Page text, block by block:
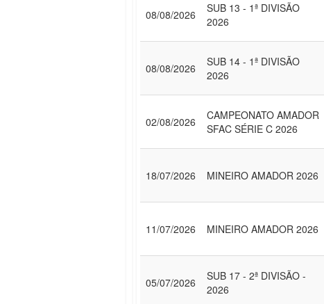
08/08/2026
SUB 13 - 1ª DIVISÃO
2026
08/08/2026
SUB 14 - 1ª DIVISÃO
2026
02/08/2026
CAMPEONATO AMADOR
SFAC SÉRIE C 2026
18/07/2026 MINEIRO AMADOR 2026
11/07/2026 MINEIRO AMADOR 2026
05/07/2026
SUB 17 - 2ª DIVISÃO -
2026